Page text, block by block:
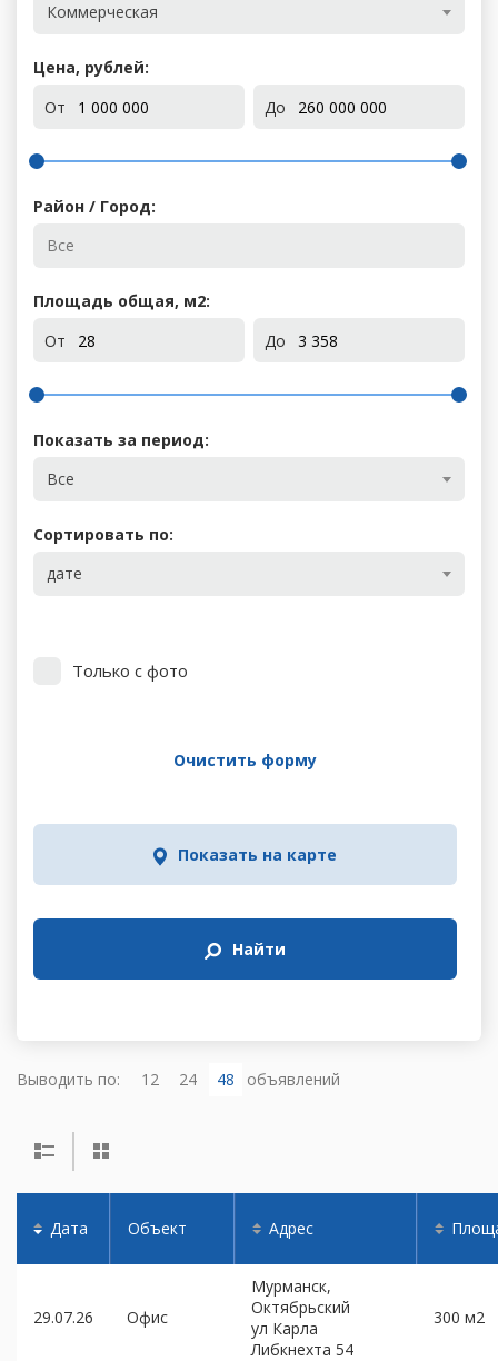
Коммерческая
Цена, рублей:
От
До
Район / Город:
Площадь общая, м2:
От
До
Показать за период:
Все
Сортировать по:
дате
Только с фото
Очистить форму
Показать на карте
Найти
Выводить по: 12 24 48 объявлений
Дата Объект Адрес
29.07.26 Офис
Мурманск,
Октябрьский
ул Карла
Либкнехта 54
300 м2